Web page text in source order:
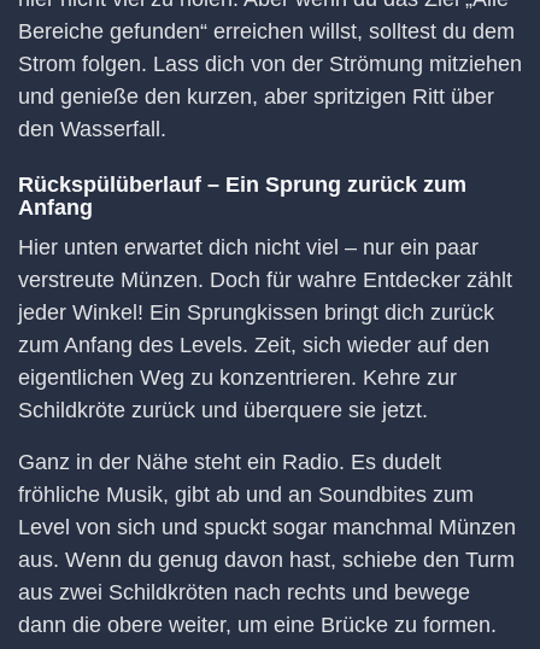
Bereiche gefunden“ erreichen willst, solltest du dem
Strom folgen. Lass dich von der Strömung mitziehen
und genieße den kurzen, aber spritzigen Ritt über
den Wasserfall.
Rückspülüberlauf – Ein Sprung zurück zum
Anfang
Hier unten erwartet dich nicht viel – nur ein paar
verstreute Münzen. Doch für wahre Entdecker zählt
jeder Winkel! Ein Sprungkissen bringt dich zurück
zum Anfang des Levels. Zeit, sich wieder auf den
eigentlichen Weg zu konzentrieren. Kehre zur
Schildkröte zurück und überquere sie jetzt.
Ganz in der Nähe steht ein Radio. Es dudelt
fröhliche Musik, gibt ab und an Soundbites zum
Level von sich und spuckt sogar manchmal Münzen
aus. Wenn du genug davon hast, schiebe den Turm
aus zwei Schildkröten nach rechts und bewege
dann die obere weiter, um eine Brücke zu formen.